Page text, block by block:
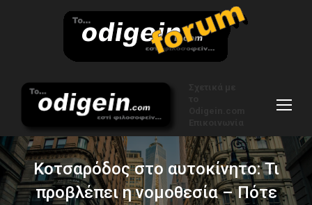
Κοτσαρόδος στο αυτοκίνητο: Τι
προβλέπει η νομοθεσία – Πότε